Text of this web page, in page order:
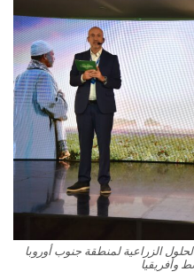
الزراعية لمنطقة جنوب أوروبا
وأفريقيا